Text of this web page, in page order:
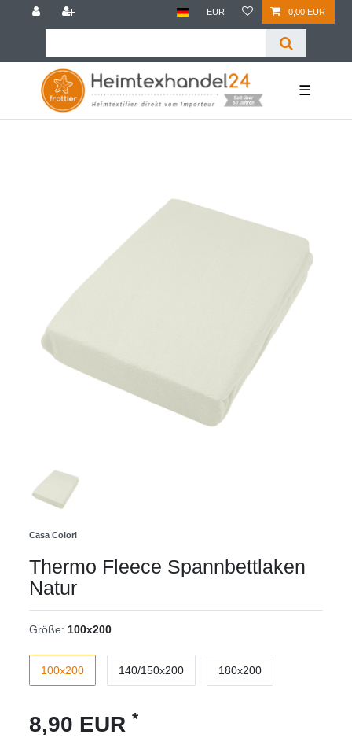
EUR 0,00 EUR
☰
Casa Colori
Thermo Fleece Spannbettlaken
Natur
Größe: 100x200
100x200 140/150x200 180x200
8,90 EUR*